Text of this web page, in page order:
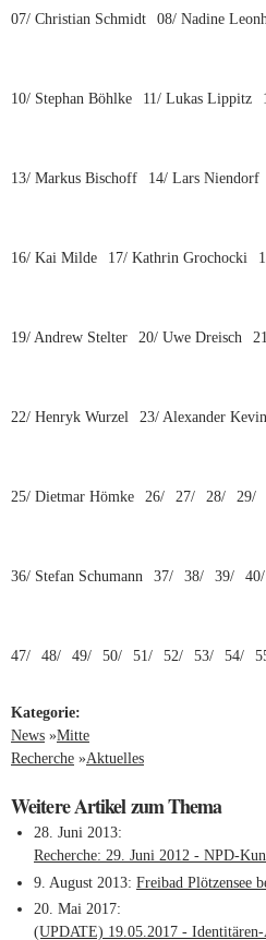
07/ Christian Schmidt 08/ Nadine
10/ Stephan Böhlke 11/ Lukas Lippitz
13/ Markus Bischoff 14/ Lars Niendorf
16/ Kai Milde 17/ Kathrin Grochocki
19/ Andrew Stelter 20/ Uwe Dreisch
22/ Henryk Wurzel 23/ Alexander
25/ Dietmar Hömke 26/ 27/ 28/ 29/
36/ Stefan Schumann 37/ 38/ 39/ 40/
47/ 48/ 49/ 50/ 51/ 52/ 53/ 54/
Kategorie:
News »Mitte
Recherche »Aktuelles
Weitere Artikel zum Thema
28. Juni 2013
Recherche: 29. Juni 2012 - NPD-
9. August 2013 Freibad Plötzensee
20. Mai 2017
(UPDATE) 19.05.2017 -